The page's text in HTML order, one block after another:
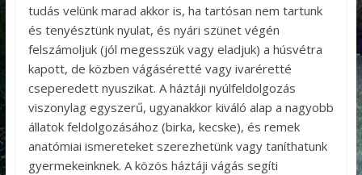
tudás velünk marad akkor is, ha tartósan nem tartunk
és tenyésztünk nyulat, és nyári szünet végén
felszámoljuk (jól megesszük vagy eladjuk) a húsvétra
kapott, de közben vágáséretté vagy ivaréretté
cseperedett nyuszikat. A háztáji nyúlfeldolgozás
viszonylag egyszerű, ugyanakkor kiváló alap a nagyobb
állatok feldolgozásához (birka, kecske), és remek
anatómiai ismereteket szerezhetünk vagy taníthatunk
gyermekeinknek. A közös háztáji vágás segíti